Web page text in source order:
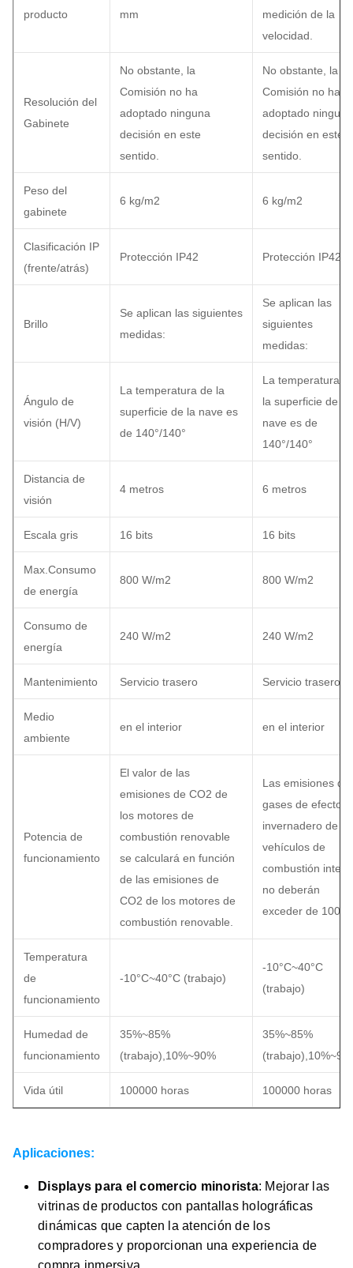
producto
mm
medición de la
velocidad.
Resolución del
Gabinete
No obstante, la
Comisión no ha
adoptado ninguna
decisión en este
sentido.
No obstante, la
Comisión no ha
adoptado ninguna
decisión en este
sentido.
Peso del
gabinete
6 kg/m2 6 kg/m2
Clasificación IP
(frente/atrás)
Protección IP42 Protección IP42
Brillo
Se aplican las siguientes
medidas:
Se aplican las
siguientes
medidas:
Ángulo de
visión (H/V)
La temperatura de la
superficie de la nave es
de 140°/140°
La temperatura
la superficie de la
nave es de
140°/140°
Distancia de
visión
4 metros 6 metros
Escala gris 16 bits 16 bits
Max.Consumo
de energía
800 W/m2 800 W/m2
Consumo de
energía
240 W/m2 240 W/m2
Mantenimiento Servicio trasero Servicio trasero
Medio
ambiente
en el interior en el interior
Potencia de
funcionamiento
El valor de las
emisiones de CO2 de
los motores de
combustión renovable
se calculará en función
de las emisiones de
CO2 de los motores de
combustión renovable.
Las emisiones de
gases de efecto
invernadero de
vehículos de
combustión
no deberán
exceder de 100 V.
Temperatura
de
funcionamiento
-10°C~40°C (trabajo)
-10°C~40°C
(trabajo)
Humedad de
funcionamiento
35%~85%
(trabajo),10%~90%
35%~85%
Vida útil 100000 horas 100000 horas
Aplicaciones:
Displays para el comercio minorista: Mejorar las
vitrinas de productos con pantallas holográficas
dinámicas que capten la atención de los
compradores y proporcionan una experiencia de
compra inmersiva.